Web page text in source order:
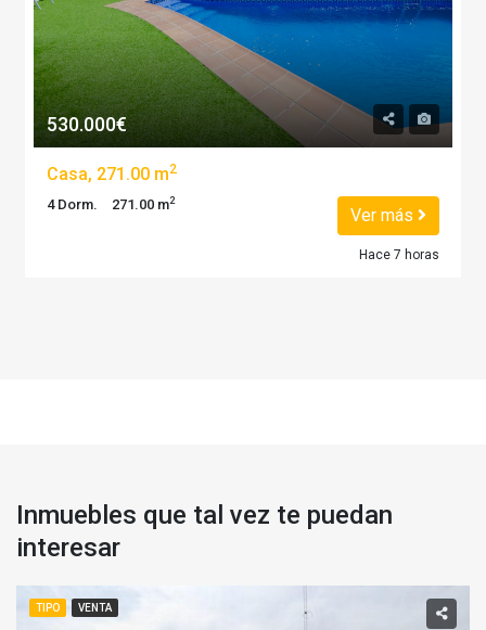
530.000€
Casa, 271.00 m2
4 Dorm. 271.00 m2
Ver más
Hace 7 horas
Inmuebles que tal vez te puedan
interesar
TIPO VENTA